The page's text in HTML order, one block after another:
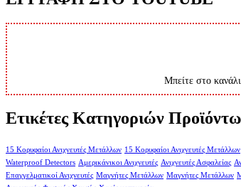
Μπείτε στο
Ετικέτες Κατηγοριών
15 Κορυφαίοι Ανιχνευτές Μετάλλων 15 Κορυφαίοι Ανιχνευτές Μετάλλων
Waterproof Detectors Αμερικάνικοι Ανιχνευτές Ανιχνευτές Ασφαλείας
Επαγγελματικοί Ανιχνευτές Μαγνήτες Μετάλλων Μαγνήτες Μετάλλων